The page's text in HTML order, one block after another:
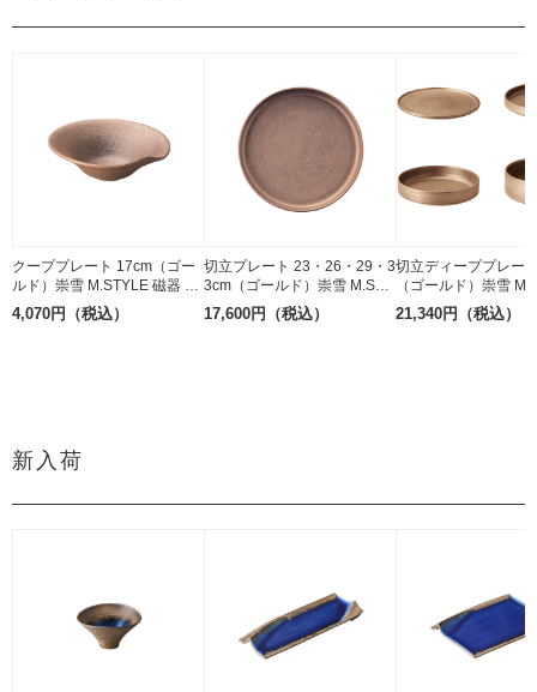
クーププレート 17cm（ゴー
ルド）崇雪 M.STYLE 磁器 有
田焼
4,070円（税込）
切立プレート 23・26・29・3
3cm（ゴールド）崇雪 M.STY
LE 磁器 有田焼
17,600円（税込）
切立ディーププレー
（ゴールド）崇雪
磁器 有田焼
21,340円（税込）
新入荷